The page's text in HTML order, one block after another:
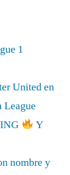
1
United en
League
Y
nombre y